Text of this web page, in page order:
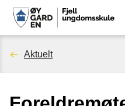
F
j
l
Du
Aktuelt